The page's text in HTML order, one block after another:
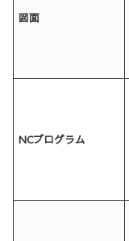
図面
NCプログラム